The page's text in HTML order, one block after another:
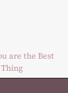
are the Best
Thing